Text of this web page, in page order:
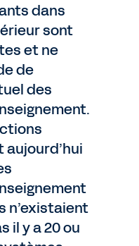
dans
sont
et ne
de
des
n’existaient
il y a 20 ou